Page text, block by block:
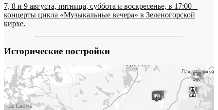
7, 8 и 9 августа, пятница, суббота и воскресенье, в 17:00 –
концерты цикла «Музыкальные вечера» в Зеленогорской
кирхе.
Исторические постройки